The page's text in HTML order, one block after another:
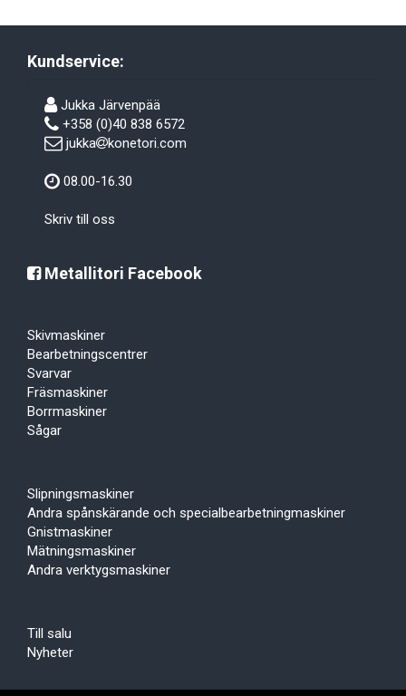
Kundservice:
Jukka Järvenpää
+358 (0)40 838 6572
jukka
konetori.com
08.00-16.30
Skriv till oss
Metallitori Facebook
Skivmaskiner
Bearbetningscentrer
Svarvar
Fräsmaskiner
Borrmaskiner
Sågar
Slipningsmaskiner
Andra spånskärande och specialbearbetningmaskiner
Gnistmaskiner
Mätningsmaskiner
Andra verktygsmaskiner
Till salu
Nyheter